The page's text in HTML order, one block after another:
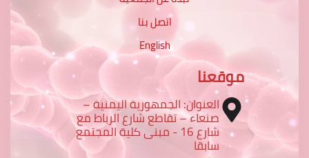
اتصل بنا
English
موقعنا
العنوان: الجمهورية اليمنية –
صنعاء – تقاطع شارع الرباط مع
شارع 16 - مبنى كلية المجتمع
سابقا